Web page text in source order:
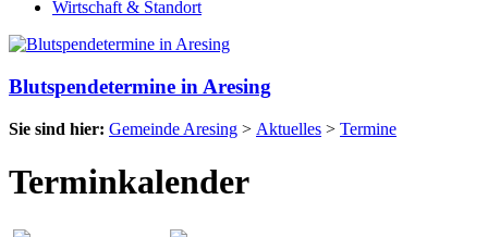
Wirtschaft & Standort
Blutspendetermine in Aresing
Sie sind hier: Gemeinde Aresing > Aktuelles > Termine
Terminkalender